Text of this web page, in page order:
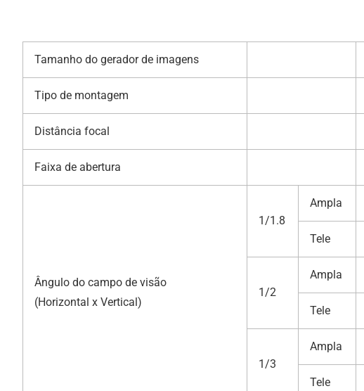
Tamanho do gerador de imagens
Tipo de montagem
Distância focal
Faixa de abertura
Ângulo do campo de visão
(Horizontal x Vertical)
1/1.8
Ampla
Tele
1/2
Ampla
Tele
1/3
Ampla
Tele